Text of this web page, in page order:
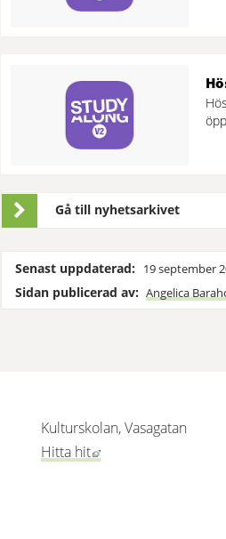
Gå till nyhetsarkivet
Senast uppdaterad: 19 september
Sidan publicerad av: Angelica
öppnas i nytt fönster.
Kulturskolan, Vasagatan
Hitta hit Länk till annan